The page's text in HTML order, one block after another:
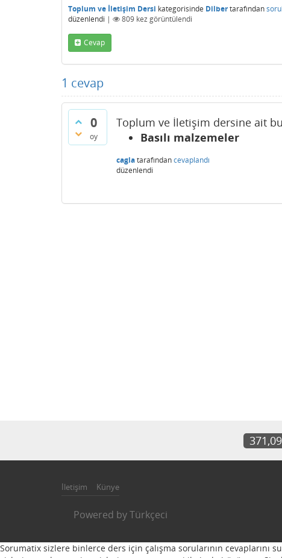
Toplum ve İletişim Dersi kategorisinde Dilbertarafından
düzenlendi | 809 kez görüntülendi
Cevap
1 cevap
0
oy
Toplum ve İletişim dersine ait
Basılı malzemeler
caglatarafındancevaplandı
düzenlendi
İletişim Künye
Powered byTürkçeci
Sorumatix sizlere binlerce ders için çalışma sorularının cevaplarını